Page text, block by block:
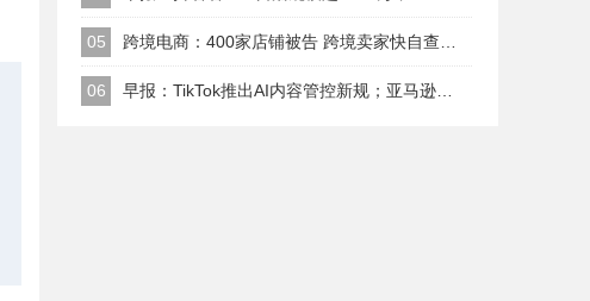
05
06